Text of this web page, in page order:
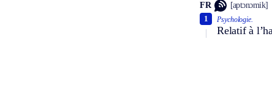
FR [aptɔnɔmik]
Psychologie.
Relatif à
1